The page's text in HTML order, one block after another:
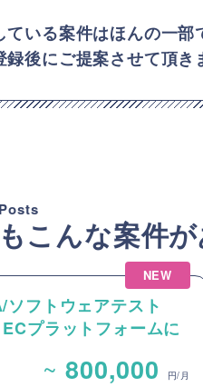
ている案件はほんの一部
録後にご提案させて頂き
こんな案件
NEW
ソフトウェアテスト
プラットフォームに
PL案件
~ 800,000 円/月